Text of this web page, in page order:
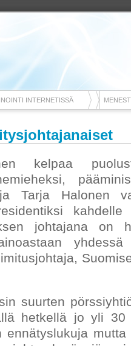
INTERNETISSÄ
kelpaa
Tarja Halonen
johtajana on
yhdessä
suurten
hetkellä jo yli 30
ennätyslukuja